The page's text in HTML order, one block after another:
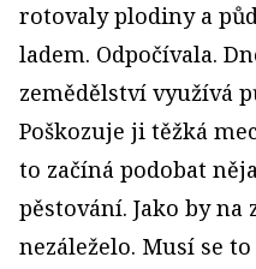
rotovaly plodiny a
ladem. Odpočívala.
zemědělství vy­užívá
Poškozuje ji těžká
to začíná podobat
pěstování. Jako by
nezáleželo. Musí se